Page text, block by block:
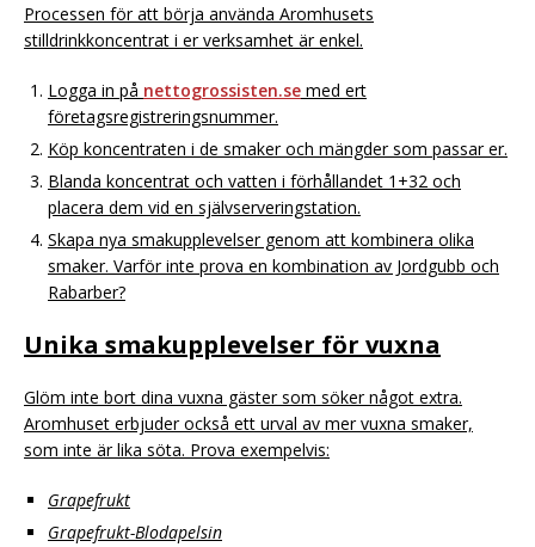
Processen för att börja använda Aromhusets
stilldrinkkoncentrat i er verksamhet är enkel.
Logga in på nettogrossisten.se med ert
företagsregistreringsnummer.
Köp koncentraten i de smaker och mängder som passar er.
Blanda koncentrat och vatten i förhållandet 1+32 och
placera dem vid en självserveringstation.
Skapa nya smakupplevelser genom att kombinera olika
smaker. Varför inte prova en kombination av Jordgubb och
Rabarber?
Unika smakupplevelser för vuxna
Glöm inte bort dina vuxna gäster som söker något extra.
Aromhuset erbjuder också ett urval av mer vuxna smaker,
som inte är lika söta. Prova exempelvis:
Grapefrukt
Grapefrukt-Blodapelsin